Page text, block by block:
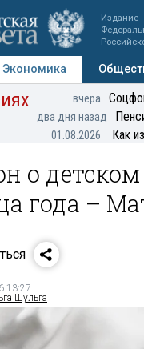
Издание
Экономика
Мнения
вчера
два дня назад
01.08.2026 Как
о
года –
13:27
Шульга